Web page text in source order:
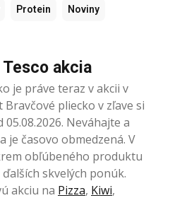
Protein Noviny
akcia
je práve teraz v akcii v
pliecko v zľave si
Neváhajte a
je časovo obmedzená. V
obľúbeného produktu
skvelých ponúk.
akciu na Pizza, Kiwi,